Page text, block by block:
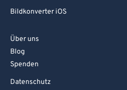
Bildkonverter iOS
Über uns
Blog
Spenden
Datenschutz